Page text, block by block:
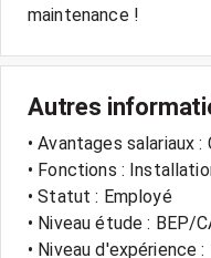
maintenance !
Autres
• Avantages salariaux :
• Fonctions :
• Statut : Employé
• Niveau étude : BEP/
• Niveau d'expérience :